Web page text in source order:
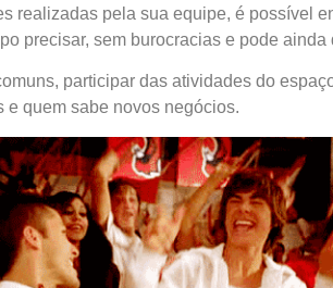
realizadas pela sua equipe, é possível
precisar, sem burocracias e pode
participar das atividades do
e quem sabe novos negócios.